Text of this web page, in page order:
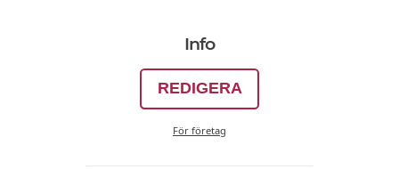
Info
REDIGERA
För företag